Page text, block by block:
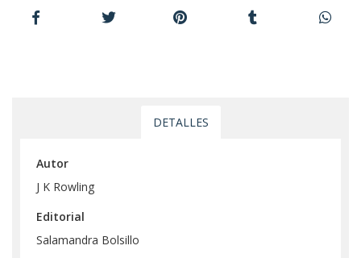
DETALLES
Autor
J K Rowling
Editorial
Salamandra Bolsillo